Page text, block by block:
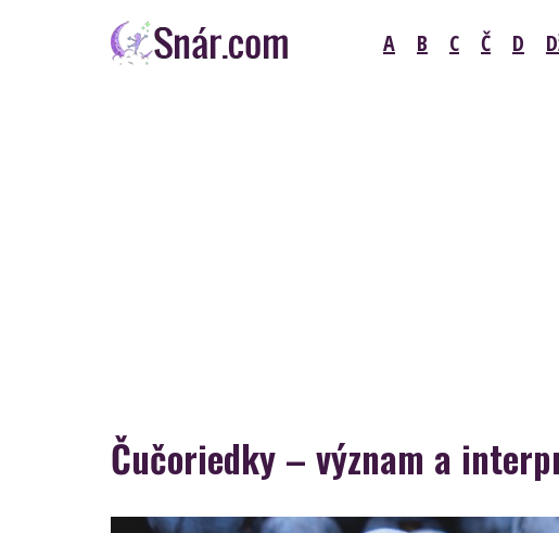
A B C Č D
Čučoriedky – význam a